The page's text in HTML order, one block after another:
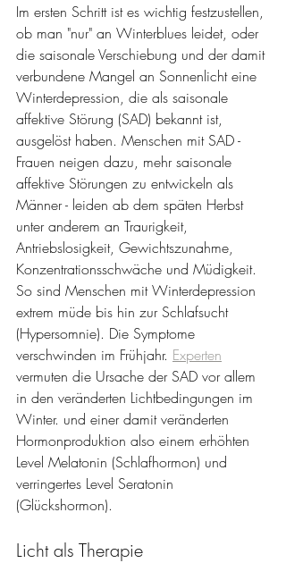
Im ersten Schritt ist es wichtig festzustellen,
ob man "nur" an Winterblues leidet, oder
die saisonale Verschiebung und der damit
verbundene Mangel an Sonnenlicht eine
Winterdepression, die als saisonale
affektive Störung (SAD) bekannt ist,
ausgelöst haben. Menschen mit SAD -
Frauen neigen dazu, mehr saisonale
affektive Störungen zu entwickeln als
Männer - leiden ab dem späten Herbst
unter anderem an Traurigkeit,
Antriebslosigkeit, Gewichtszunahme,
Konzentrationsschwäche und Müdigkeit.
So sind Menschen mit Winterdepression
extrem müde bis hin zur Schlafsucht
(Hypersomnie). Die Symptome
verschwinden im Frühjahr. Experten
vermuten die Ursache der SAD vor allem
in den veränderten Lichtbedingungen im
Winter. und einer damit veränderten
Hormonproduktion also einem erhöhten
Level Melatonin (Schlafhormon) und
verringertes Level Seratonin
(Glückshormon).
Licht als Therapie